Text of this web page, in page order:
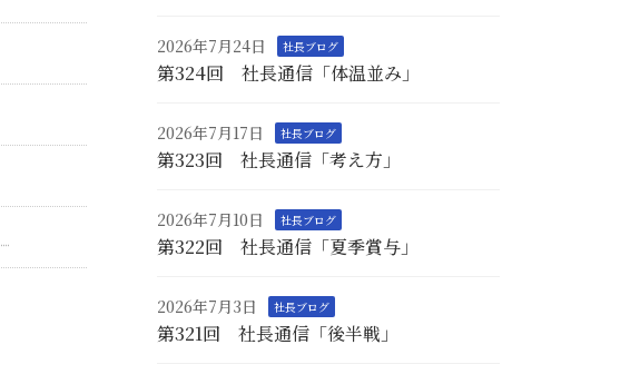
2026年7月24日 社長ブログ
第324回 社長通信「体温並み」
2026年7月17日 社長ブログ
第323回 社長通信「考え方」
2026年7月10日 社長ブログ
第322回 社長通信「夏季賞与」
2026年7月3日 社長ブログ
第321回 社長通信「後半戦」